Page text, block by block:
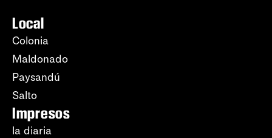
Local
Colonia
Maldonado
Paysandú
Salto
Impresos
la diaria